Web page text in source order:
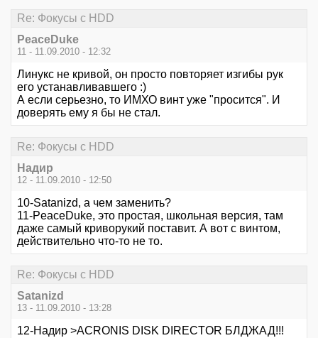
Re: Фокусы с HDD
PeaceDuke
11 - 11.09.2010 - 12:32
Линукс не кривой, он просто повторяет изгибы рук
его устанавливавшего :)
А если серьезно, то ИМХО винт уже "просится". И
доверять ему я бы не стал.
Re: Фокусы с HDD
Надир
12 - 11.09.2010 - 12:50
10-Satanizd, а чем заменить?
11-PeaceDuke, это простая, школьная версия, там
даже самый криворукий поставит. А вот с винтом,
действительно что-то не то.
Re: Фокусы с HDD
Satanizd
13 - 11.09.2010 - 13:28
12-Надир >ACRONIS DISK DIRECTOR БЛДЖАД!!!